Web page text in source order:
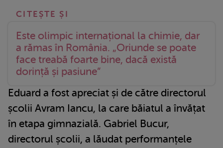
Este olimpic internațional la chimie, dar
a rămas în România. „Oriunde se poate
face treabă foarte bine, dacă există
dorință și pasiune”
Eduard a fost apreciat și de către directorul
școlii Avram Iancu, la care băiatul a învățat
în etapa gimnazială. Gabriel Bucur,
directorul școlii, a lăudat performanțele